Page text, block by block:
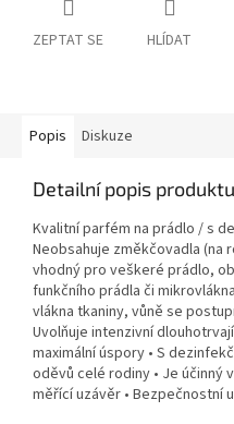
ZEPTAT SE HLÍDAT
Popis Diskuze
Detailní popis produktu
Kvalitní parfém na prádlo / s
Neobsahuje změkčovadla
vhodný pro veškeré prádlo,
funkčního prádla či
vlákna tkaniny, vůně se
Uvolňuje intenzivní
maximální úspory • S
oděvů celé rodiny • Je účinný
měřící uzávěr • Bezpečnostní